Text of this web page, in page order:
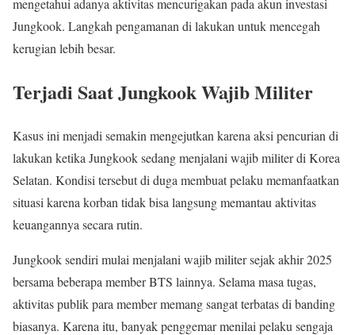
mengetahui adanya aktivitas mencurigakan pada akun investasi
Jungkook. Langkah pengamanan di lakukan untuk mencegah
kerugian lebih besar.
Terjadi Saat Jungkook Wajib Militer
Kasus ini menjadi semakin mengejutkan karena aksi pencurian di
lakukan ketika Jungkook sedang menjalani wajib militer di Korea
Selatan. Kondisi tersebut di duga membuat pelaku memanfaatkan
situasi karena korban tidak bisa langsung memantau aktivitas
keuangannya secara rutin.
Jungkook sendiri mulai menjalani wajib militer sejak akhir 2025
bersama beberapa member BTS lainnya. Selama masa tugas,
aktivitas publik para member memang sangat terbatas di banding
biasanya. Karena itu, banyak penggemar menilai pelaku sengaja